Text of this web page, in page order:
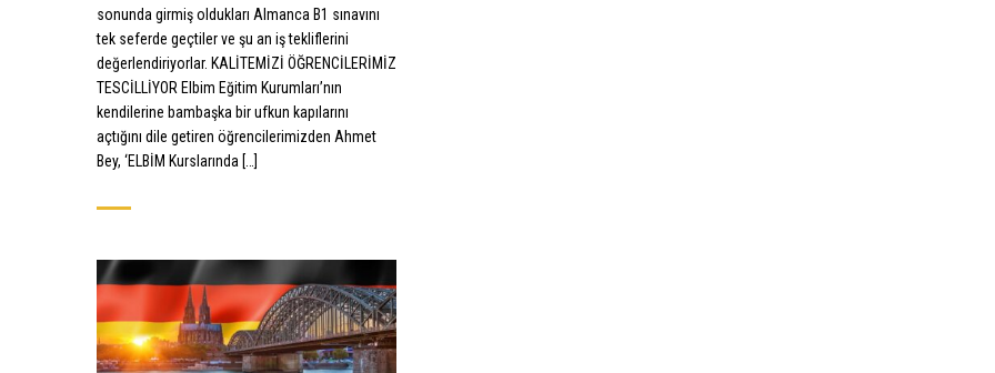
sonunda girmiş oldukları Almanca B1 sınavını
tek seferde geçtiler ve şu an iş tekliflerini
değerlendiriyorlar. KALİTEMİZİ ÖĞRENCİLERİMİZ
TESCİLLİYOR Elbim Eğitim Kurumları’nın
kendilerine bambaşka bir ufkun kapılarını
açtığını dile getiren öğrencilerimizden Ahmet
Bey, ‘ELBİM Kurslarında […]